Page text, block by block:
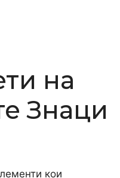
на
Знаци
кои